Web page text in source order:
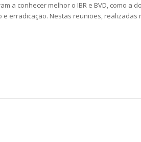
a conhecer melhor o IBR e BVD, como a
erradicação. Nestas reuniões, realizadas